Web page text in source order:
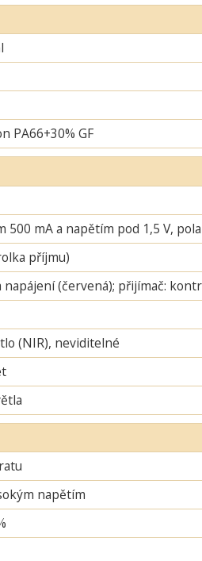
PA66+30% GF
500 mA a napětím pod 1,5 V,
příjmu)
napájení (červená); přijímač:
(NIR), neviditelné
napětím